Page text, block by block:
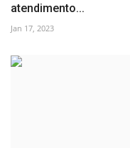
atendimento...
Jan 17, 2023